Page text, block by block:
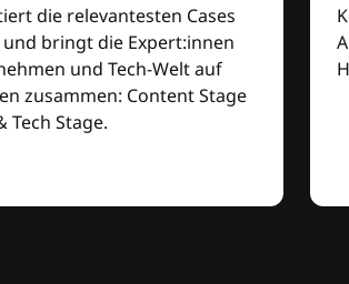
die relevantesten Cases
und bringt die Expert:innen
und Tech-Welt auf
zusammen: Content Stage
Tech Stage.